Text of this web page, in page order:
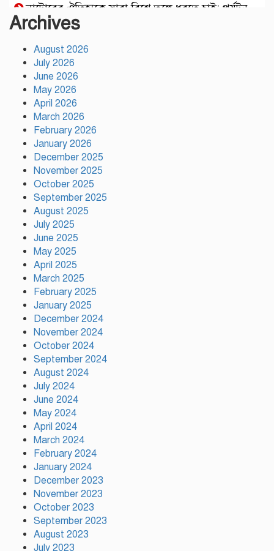
নাটোরের ঐতিহ্যকে সারা বিশ্বে তুলে ধরতে চাই: পর্যটন
মন্ত্রী
প্রতি ইউনিয়নে খেলার মাঠ ও জেলায় স্পোর্টস ভিলেজ
তৈরি হবে: ক্রীড়া প্রতিমন্ত্রী
অস্ট্রেলিয়ার বিপক্ষে টেস্ট সিরিজ ৫৪ রানের ব্যবধানে
হারল বাংলাদেশ
ময়মনসিংহে ‘সবুজ বাংলাদেশ’ সম্মেলনে গাছের চারা
বিতরণ
ড্যাবের ৩৭তম প্রতিষ্ঠাবার্ষিকী উপলক্ষে চিকিৎসক
সমাবেশের উদ্বোধন করলেন প্রধানমন্ত্রী
ভারতের ভূমিকা নিয়ে ক্ষোভ, শেখ হাসিনার প্রত্যর্পণ চাইল
এনসিপি
Archives
August 2026
July 2026
June 2026
May 2026
April 2026
March 2026
February 2026
January 2026
December 2025
November 2025
October 2025
September 2025
August 2025
July 2025
June 2025
May 2025
April 2025
March 2025
February 2025
January 2025
December 2024
November 2024
October 2024
September 2024
August 2024
July 2024
June 2024
May 2024
April 2024
March 2024
February 2024
January 2024
December 2023
November 2023
October 2023
September 2023
August 2023
July 2023